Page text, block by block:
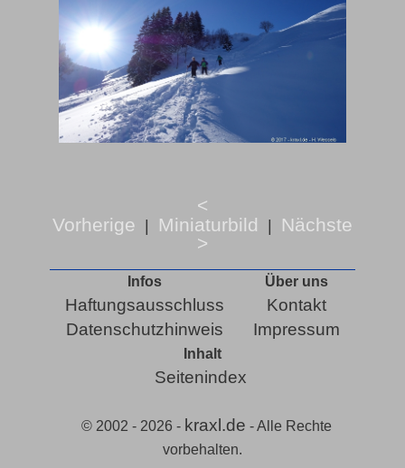
<
Vorherige | Miniaturbild | Nächste
>
Infos
Haftungsausschluss
Datenschutzhinweis
Über uns
Kontakt
Impressum
Inhalt
Seitenindex
© 2002 - 2026 - kraxl.de - Alle Rechte
vorbehalten.